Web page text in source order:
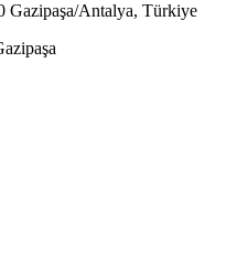
Gazipaşa/Antalya, Türkiye